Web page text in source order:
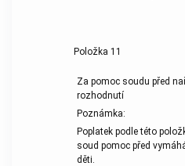
Položka 11
Za pomoc soudu před
rozhodnutí
Poznámka:
Poplatek podle této
soud pomoc před
děti.